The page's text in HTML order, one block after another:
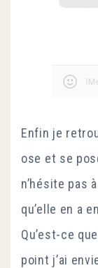
Enfin je
ose et se
n’hésite pas
qu’elle en a
Qu’est-ce
point j’ai